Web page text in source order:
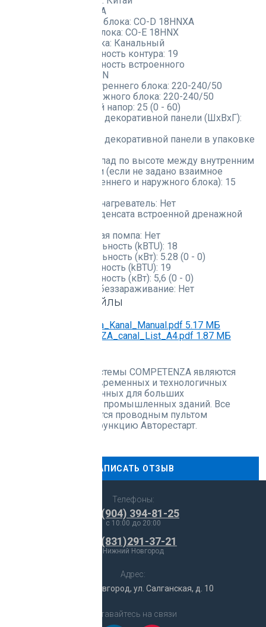
R410A
Модель внутреннего блока: CO-D 18HNXA
Модель наружного блока: CO-E 18HNX
Тип внутреннего блока: Канальный
Теплопроизводительность контура: 19
Теплопроизводительность встроенного
N
Электропитание внутреннего блока: 220-240/50
Электропитание наружного блока: 220-240/50
Внешний статический напор: 25 (0 - 60)
Габаритные размеры декоративной панели (ШxВxГ):
Габаритные размеры декоративной панели в упаковке
Максимальный перепад по высоте между внутренним
и наружным блоками (если не задано взаимное
расположение внутреннего и наружного блока): 15
Встроенный электронагреватель: Нет
Высота подъема конденсата встроенной дренажной
Встроенная дренажная помпа: Нет
Холодопроизводительность (kBTU): 18
Холодопроизводительность (кВт): 5.28 (0 - 0)
Теплопроизводительность (kBTU): 19
Теплопроизводительность (кВт): 5,6 (0 - 0)
Ультрафиолетовое обеззараживание: Нет
Документы и файлы
2023_RC_Competenza_Kanal_Manual.pdf 5.17 МБ
2023_RC_COMPETENZA_canal_List_A4.pdf 1.87 МБ
Канальные сплит-системы COMPETENZA являются
одними из самых современных и технологичных
устройств, разработанных для больших
административных и промышленных зданий. Все
модели комплектуются проводным пультом
управления, имеют функцию Авторестарт.
НАПИСАТЬ ОТЗЫВ
Телефоны:
+7 (904) 394-81-25
c 10:00 до 20:00
+7(831)291-37-21
Нижний Новгород
Адрес:
г. Нижний Новгород, ул. Салганская, д. 10
Оставайтесь на связи